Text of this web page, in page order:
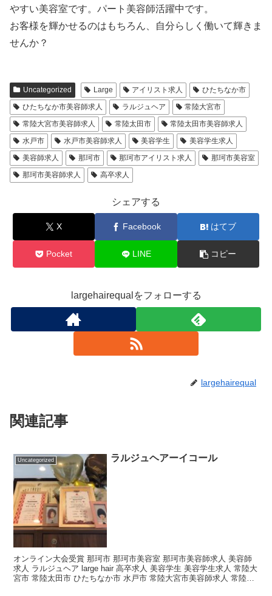
やすい美容室です。パート美容師活躍中です。
お客様を輝かせるのはもちろん、自分らしく働いて輝きま
せんか？
Uncategorized Large アイリスト求人
ひたちなか市
ひたちなか市美容師求人
ラルジュヘア
常陸大宮市
常陸大宮市美容師求人
常陸太田市
常陸太田市美容師求人
水戸市
水戸市美容師求人 美容学生
美容学生求人
美容師求人
那珂市 那珂市アイリスト求人
那珂市美容室
那珂市美容師求人
高卒求人
シェアする
X Facebook はてブ
Pocket LINE コピー
largehairequalをフォローする
largehairequal
関連記事
Uncategorized ラルジュヘアーイコール
オンライン大会受賞 那珂市 那珂市美容室 那珂市美容師求人 美容師
求人 ラルジュヘア large hair 高卒求人 美容学生 美容学生求人 常陸大
宮市 常陸太田市 ひたちなか市 水戸市 常陸大宮市美容師求人 常陸太